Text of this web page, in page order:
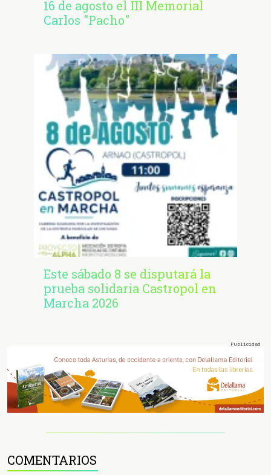
16 de agosto el III Memorial
Carlos "Pacho"
Este sábado 8 se disputará la
prueba solidaria Castropol en
Marcha 2026
COMENTARIOS